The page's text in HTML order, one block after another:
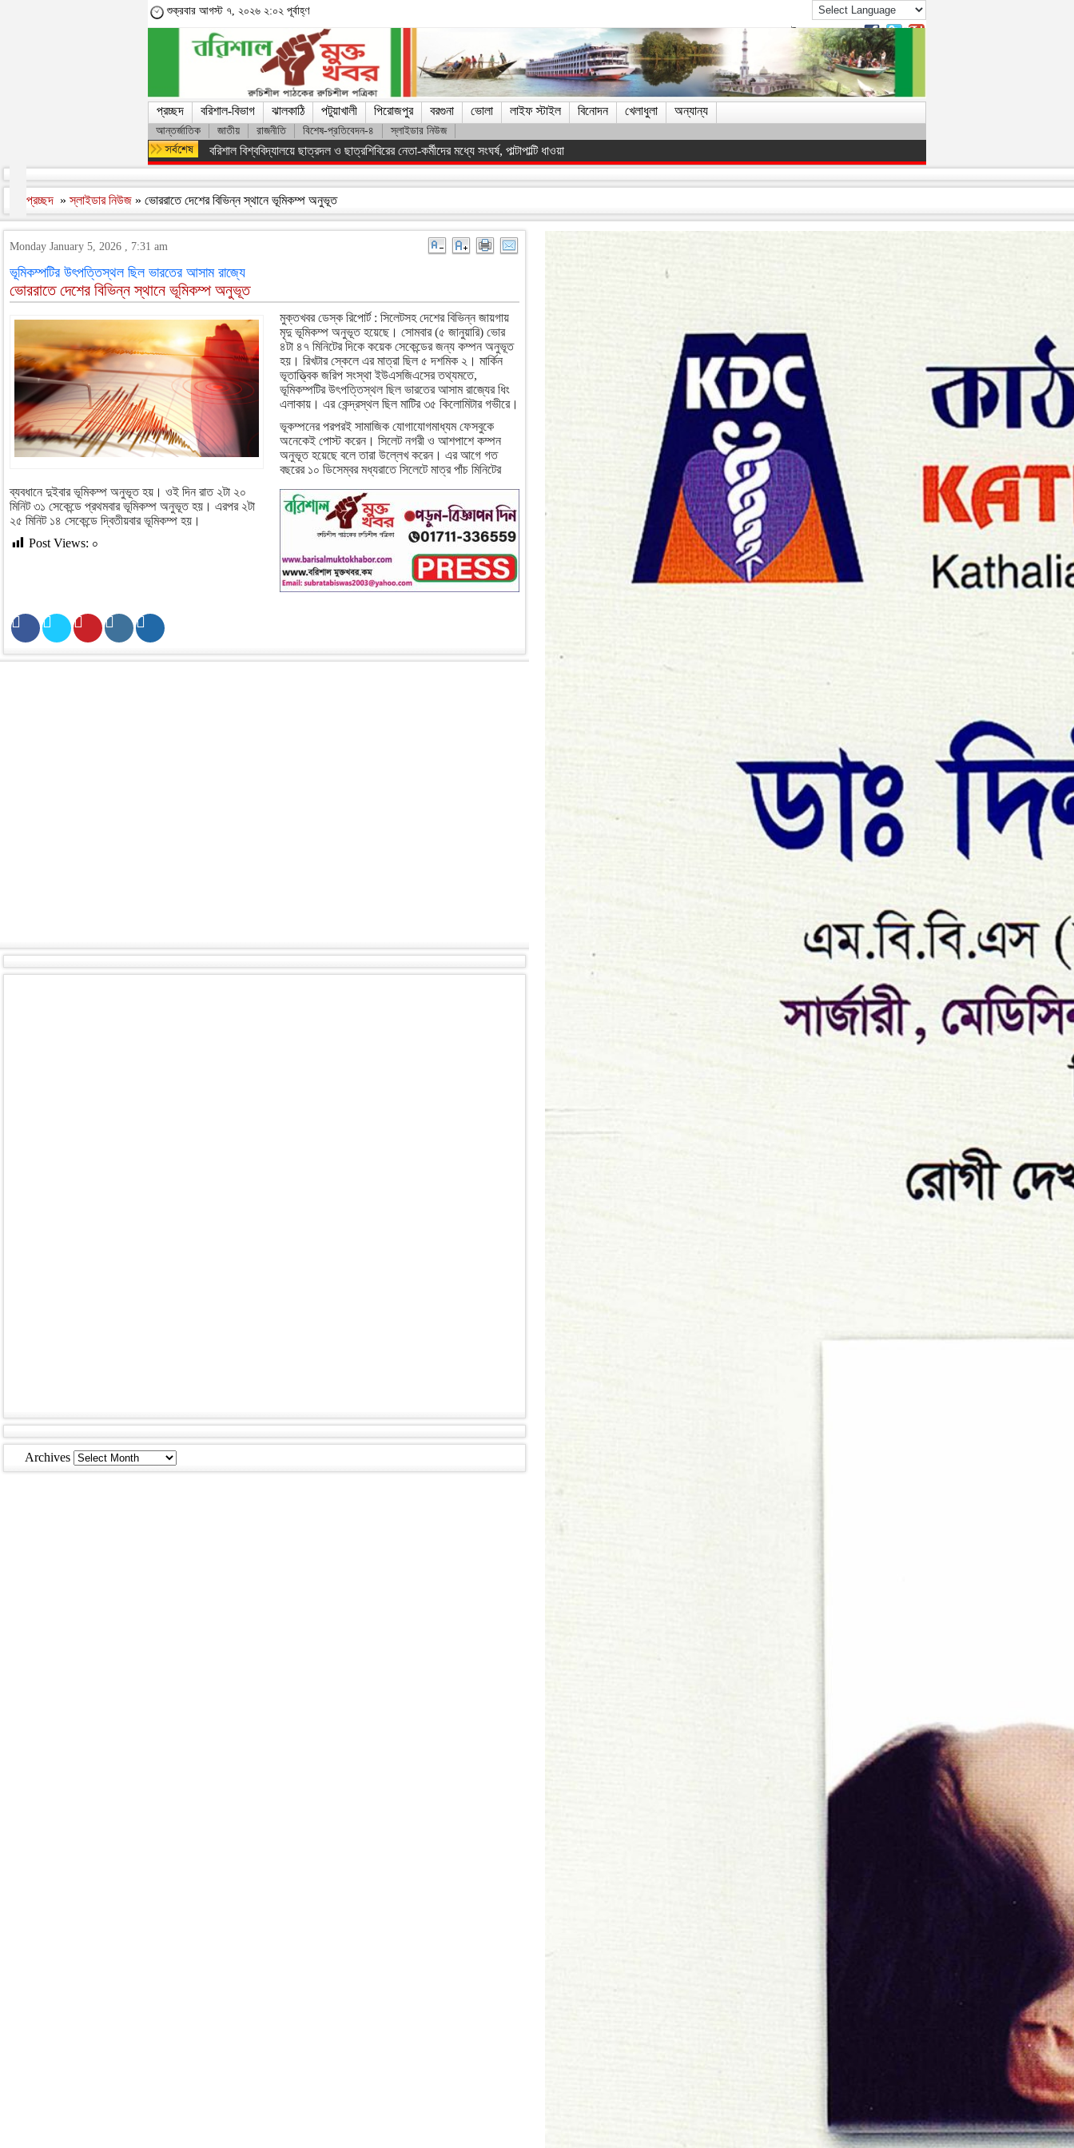
শুক্রবার আগস্ট ৭, ২০২৬ ২:০২ পূর্বাহ্ণ
প্রচ্ছদ বরিশাল-বিভাগ ঝালকাঠি পটুয়াখালী পিরোজপুর বরগুনা ভোলা লাইফ স্টাইল বিনোদন খেলাধুলা অন্যান্য
আন্তর্জাতিক জাতীয় রাজনীতি বিশেষ-প্রতিবেদন-৪ স্লাইডার নিউজ
অসংখ্য শহিদের রক্তের বিনিময়ে ফ্যাসিস্ট সরকারকে হটানো সম্ভব হয়েছে : তথ্যমন্ত্রী
প্রচ্ছদ »স্লাইডার নিউজ » ভোররাতে দেশের বিভিন্ন স্থানে ভূমিকম্প অনুভূত
Monday January 5, 2026 , 7:31 am
ভূমিকম্পটির উৎপত্তিস্থল ছিল ভারতের আসাম রাজ্যে
ভোররাতে দেশের বিভিন্ন স্থানে ভূমিকম্প অনুভূত
মুক্তখবর ডেস্ক রিপোর্ট : সিলেটসহ দেশের বিভিন্ন জায়গায়
মৃদু ভূমিকম্প অনুভূত হয়েছে। সোমবার (৫ জানুয়ারি) ভোর
৪টা ৪৭ মিনিটের দিকে কয়েক সেকেন্ডের জন্য কম্পন অনুভূত
হয়। রিখটার স্কেলে এর মাত্রা ছিল ৫ দশমিক ২। মার্কিন
ভূতাত্ত্বিক জরিপ সংস্থা ইউএসজিএসের তথ্যমতে,
ভূমিকম্পটির উৎপত্তিস্থল ছিল ভারতের আসাম রাজ্যের ধিং
এলাকায়। এর কেন্দ্রস্থল ছিল মাটির ৩৫ কিলোমিটার গভীরে।
ভূকম্পনের পরপরই সামাজিক যোগাযোগমাধ্যম ফেসবুকে
অনেকেই পোস্ট করেন। সিলেট নগরী ও আশপাশে কম্পন
অনুভূত হয়েছে বলে তারা উল্লেখ করেন। এর আগে গত
বছরের ১০ ডিসেম্বর মধ্যরাতে সিলেটে মাত্র পাঁচ মিনিটের
ব্যবধানে দুইবার ভূমিকম্প অনুভূত হয়। ওই দিন রাত ২টা ২০
মিনিট ৩১ সেকেন্ডে প্রথমবার ভূমিকম্প অনুভূত হয়। এরপর ২টা
২৫ মিনিট ১৪ সেকেন্ডে দ্বিতীয়বার ভূমিকম্প হয়।
Post Views: ০
Archives Archives